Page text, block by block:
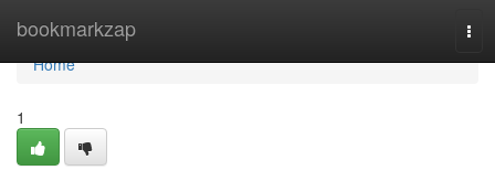
bookmarkzap
Home
Home
1